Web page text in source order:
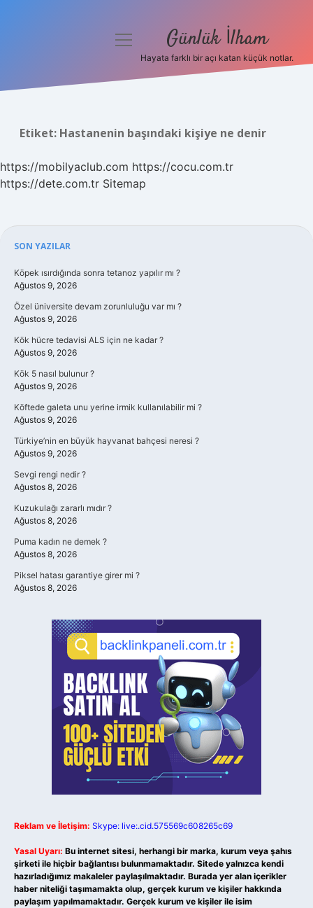
Hakkımızda
menüyü
Günlük İlham
Hayata farklı bir açı katan küçük notlar.
Etiket: Hastanenin başındaki kişiye ne denir
https://mobilyaclub.com https://cocu.com.tr
https://dete.com.tr Sitemap
Sidebar
SON YAZILAR
Köpek ısırdığında sonra tetanoz yapılır mı ?
Ağustos 9, 2026
Özel üniversite devam zorunluluğu var mı ?
Ağustos 9, 2026
Kök hücre tedavisi ALS için ne kadar ?
Ağustos 9, 2026
Kök 5 nasıl bulunur ?
Ağustos 9, 2026
Köftede galeta unu yerine irmik kullanılabilir mi ?
Ağustos 9, 2026
Türkiye’nin en büyük hayvanat bahçesi neresi ?
Ağustos 9, 2026
Sevgi rengi nedir ?
Ağustos 8, 2026
Kuzukulağı zararlı mıdır ?
Ağustos 8, 2026
Puma kadın ne demek ?
Ağustos 8, 2026
Piksel hatası garantiye girer mi ?
Ağustos 8, 2026
Reklam ve İletişim: Skype: live:.cid.575569c608265c69
Yasal Uyarı: Bu internet sitesi, herhangi bir marka, kurum veya şahıs
şirketi ile hiçbir bağlantısı bulunmamaktadır. Sitede yalnızca kendi
hazırladığımız makaleler paylaşılmaktadır. Burada yer alan içerikler
haber niteliği taşımamakta olup, gerçek kurum ve kişiler hakkında
paylaşım yapılmamaktadır. Gerçek kurum ve kişiler ile isim